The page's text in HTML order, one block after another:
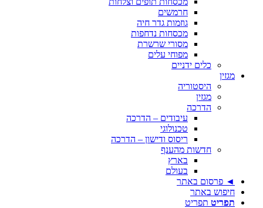
חרמשים
גוזמות גדר חיה
מכסחות נדחפות
מסורי שרשרת
מפוחי עלים
כלים ידניים
מגזין
היסטוריה
מגזין
הדרכה
עיבודים – הדרכה
טכנולוגי
ריסוס ודישון – הדרכה
חדשות מהענף
בארץ
בעולם
◄ פרסום באתר
חיפוש באתר
תפריט תפריט